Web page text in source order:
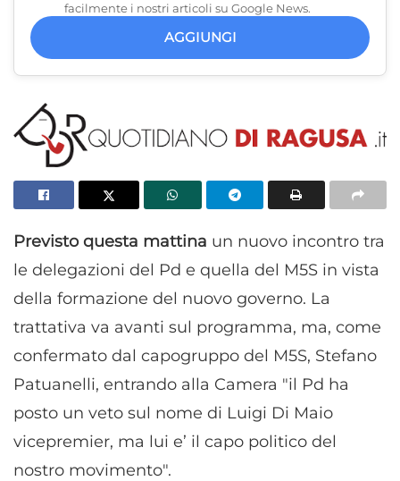
facilmente i nostri articoli su Google News.
AGGIUNGI
Previsto questa mattina un nuovo incontro tra
le delegazioni del Pd e quella del M5S in vista
della formazione del nuovo governo. La
trattativa va avanti sul programma, ma, come
confermato dal capogruppo del M5S, Stefano
Patuanelli, entrando alla Camera "il Pd ha
posto un veto sul nome di Luigi Di Maio
vicepremier, ma lui e’ il capo politico del
nostro movimento".